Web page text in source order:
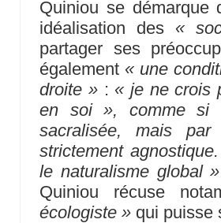
Quiniou se démarque
idéalisation des «
partager ses
également « une
droite » : « je ne crois
en soi », comme si
sacralisée, mais
strictement
le naturalisme global »
Quiniou récuse
écologiste » qui puisse